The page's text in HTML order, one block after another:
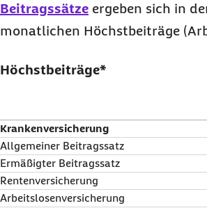
Beitragssätze ergeben sich in
monatlichen Höchstbeiträge
Höchstbeiträge*
Krankenversicherung
Allgemeiner Beitragssatz
Ermäßigter Beitragssatz
Rentenversicherung
Arbeitslosenversicherung